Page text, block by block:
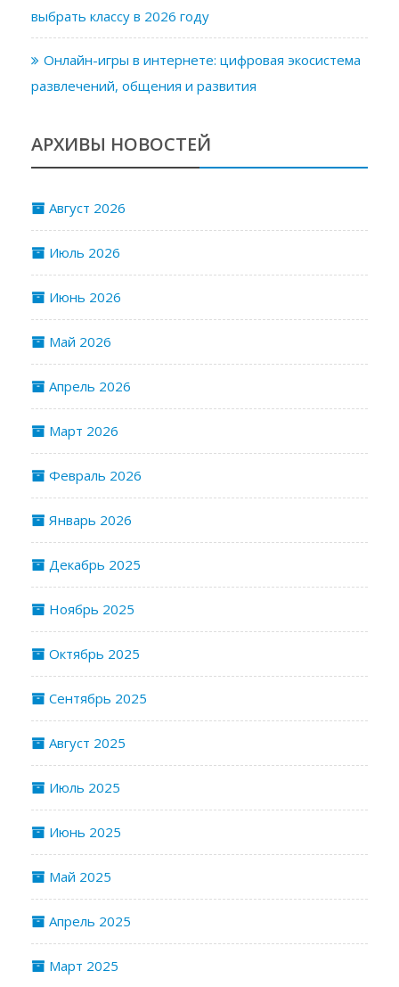
выбрать классу в 2026 году
Онлайн-игры в интернете: цифровая экосистема
развлечений, общения и развития
АРХИВЫ НОВОСТЕЙ
Август 2026
Июль 2026
Июнь 2026
Май 2026
Апрель 2026
Март 2026
Февраль 2026
Январь 2026
Декабрь 2025
Ноябрь 2025
Октябрь 2025
Сентябрь 2025
Август 2025
Июль 2025
Июнь 2025
Май 2025
Апрель 2025
Март 2025